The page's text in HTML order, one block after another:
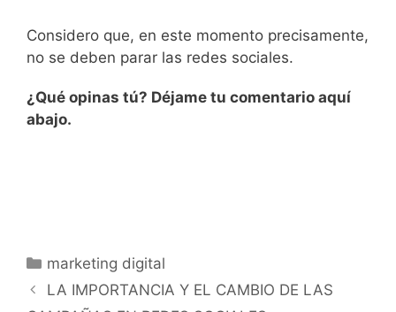
Considero que, en este momento precisamente,
no se deben parar las redes sociales.
¿Qué opinas tú? Déjame tu comentario aquí
abajo.
marketing digital
LA IMPORTANCIA Y EL CAMBIO DE LAS